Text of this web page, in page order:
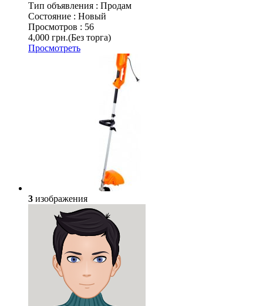
Тип объявления : Продам
Состояние : Новый
Просмотров : 56
4,000 грн.(Без торга)
Просмотреть
3 изображения